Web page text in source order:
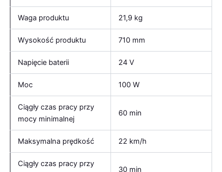
Waga produktu 21,9 kg
Wysokość produktu 710 mm
Napięcie baterii 24 V
Moc 100 W
Ciągły czas pracy przy
mocy minimalnej
60 min
Maksymalna prędkość 22 km/h
Ciągły czas pracy przy
30 min